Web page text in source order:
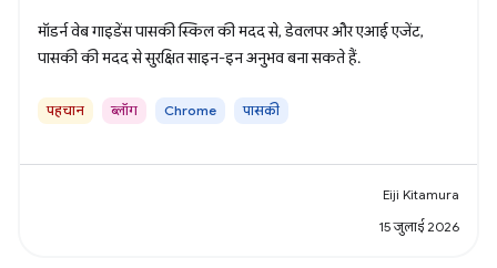
मॉडर्न वेब गाइडेंस पासकी स्किल की मदद से, डेवलपर और एआई एजेंट,
पासकी की मदद से सुरक्षित साइन-इन अनुभव बना सकते हैं.
पहचान ब्लॉग Chrome पासकी
Eiji Kitamura
15 जुलाई 2026